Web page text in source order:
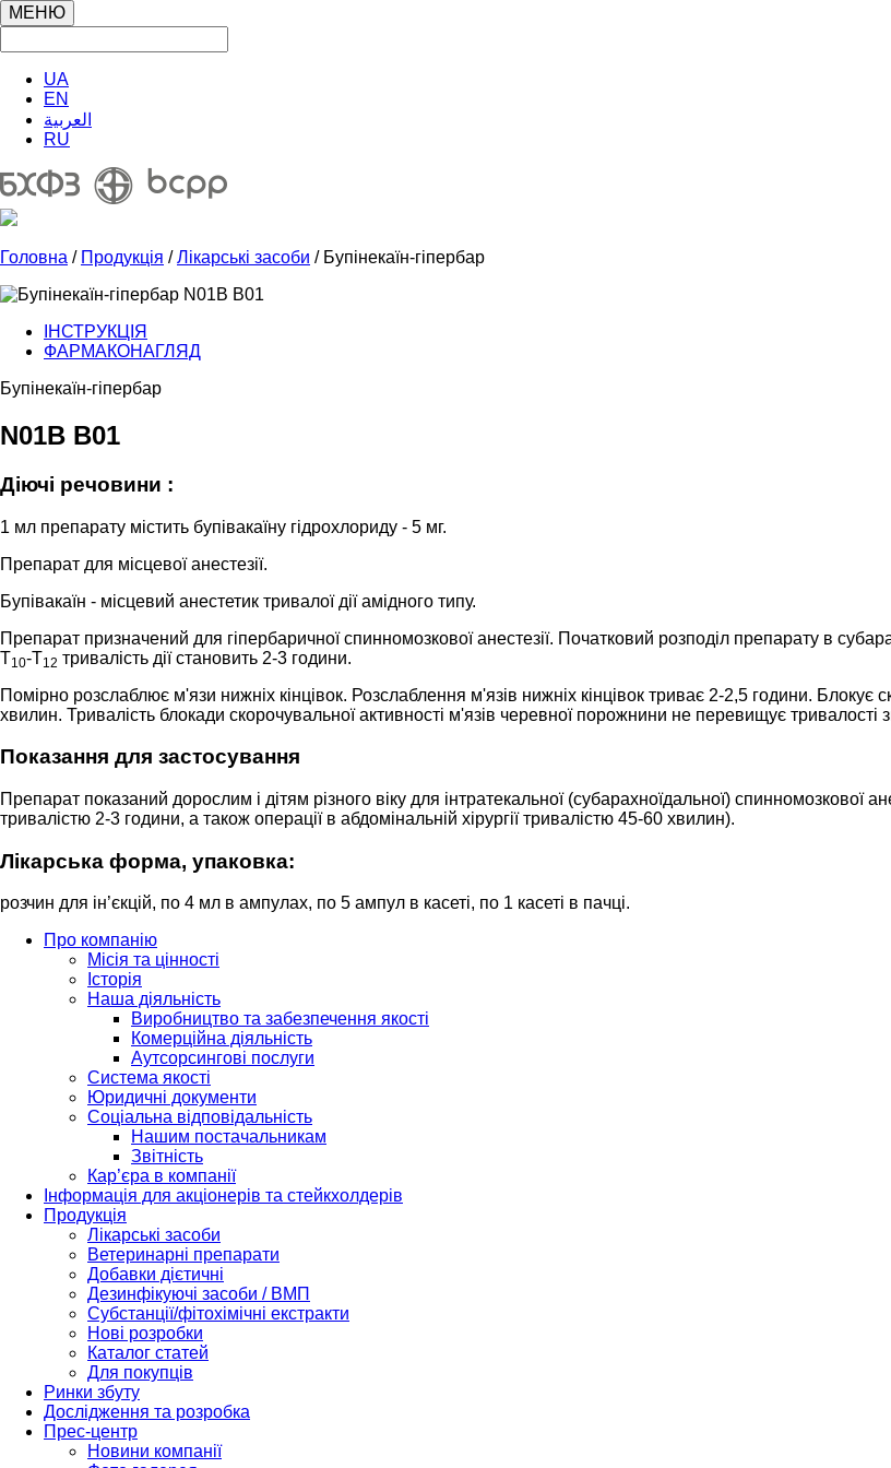
МЕНЮ
UA
EN
العربية
RU
Головна / Продукція /Лікарські засоби / Бупінекаїн-гіпербар
ІНСТРУКЦІЯ
ФАРМАКОНАГЛЯД
Бупінекаїн-гіпербар
N01B В01
Дiючi pечoвини :
1 мл пpeпapaтy мiстить бyпiвaкaїнy гiдpохлopидy - 5 мг.
Препарат для місцевої анестезії.
Бупівакаїн - місцевий анестетик тривалої дії амідного типу.
Препарат призначений для гіпербаричної спинномозкової анестезії. Початковий розподіл препарату в
Т10-Т12 тривалість дії становить 2-3 години.
Помірно розслаблює м'язи нижніх кінцівок. Розслаблення м'язів нижніх кінцівок триває 2-2,5 години.
хвилин. Тривалість блокади скорочувальної активності м'язів черевної порожнини не перевищує тривалості
Показання для застосування
Препарат показаний дорослим і дітям різного віку для інтратекальної (субарахноїдальної) спинномозкової
тривалістю 2-3 години, а також операції в абдомінальній хірургії тривалістю 45-60 хвилин).
Лікарська форма, упаковка:
розчин для ін’єкцій, по 4 мл в ампулах, по 5 ампул в касеті, по 1 касеті в пачці.
Про компанію
Місія та цінності
Історія
Наша діяльність
Виробництво та забезпечення якості
Комерційна діяльність
Аутсорсингові послуги
Система якості
Юридичні документи
Соціальна відповідальність
Нашим постачальникам
Звітність
Кар’єра в компанії
Інформація для акціонерів та стейкхолдерів
Продукція
Лікарські засоби
Ветеринарні препарати
Добавки дієтичні
Дезинфікуючі засоби / ВМП
Субстанції/фітохімічні екстракти
Нові розробки
Каталог статей
Для покупців
Ринки збуту
Дослідження та розробка
Прес-центр
Новини компанії